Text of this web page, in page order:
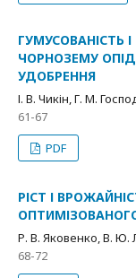
ГУМУСОВАНІСТЬ
ЧОРНОЗЕМУ
УДОБРЕННЯ
І. В. Чикін, Г. М.
61-67
PDF
РІСТ І
Р. В. Яковенко, В. Ю.
68-72